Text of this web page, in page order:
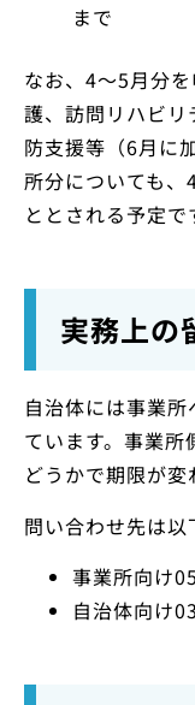
まで
なお、4〜5月分
護、訪問リハビ
防支援等（6月に
所分についても
ととされる予定で
実務上の
自治体には事業
ています。事業
どうかで期限が変
問い合わせ先は以
事業所向け
自治体向け